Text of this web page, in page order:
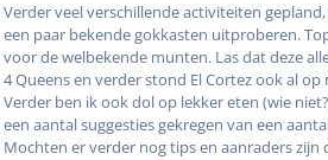
Verder veel verschillende activiteiten
een paar bekende gokkasten uitproberen.
voor de welbekende munten. Las dat deze
4 Queens en verder stond El Cortez ook al
Verder ben ik ook dol op lekker eten (wie
een aantal suggesties gekregen van een
Mochten er verder nog tips en aanraders